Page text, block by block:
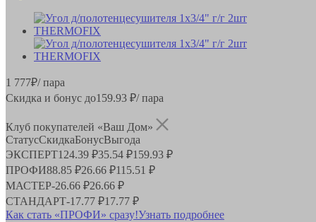
1 777₽/ пара
Скидка и бонус до159.93 ₽/ пара
Клуб покупателей «Ваш Дом»
СтатусСкидкаБонусВыгода
ЭКСПЕРТ124.39 ₽35.54 ₽159.93 ₽
ПРОФИ88.85 ₽26.66 ₽115.51 ₽
МАСТЕР-26.66 ₽26.66 ₽
СТАНДАРТ-17.77 ₽17.77 ₽
Как стать «ПРОФИ» сразу!Узнать подробнее